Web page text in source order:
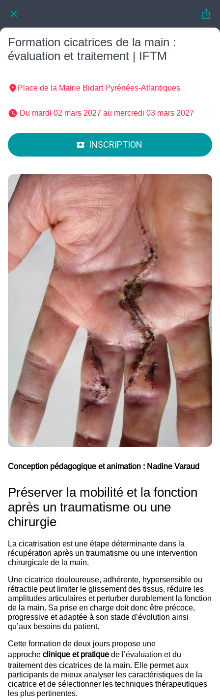
Formation cicatrices de la main :
évaluation et traitement | IFTM
Place de la Mairie Bidart Pyrénées-Atlantiques
Du mardi 02 mars 2027 au mercredi 03 mars 2027
INSCRIPTION
Conception pédagogique et animation : Nadine Varaud
Préserver la mobilité et la fonction
après un traumatisme ou une
chirurgie
La cicatrisation est une étape déterminante dans la
récupération après un traumatisme ou une intervention
chirurgicale de la main.
Une cicatrice douloureuse, adhérente, hypersensible ou
rétractile peut limiter le glissement des tissus, réduire les
amplitudes articulaires et perturber durablement la fonction
de la main. Sa prise en charge doit donc être précoce,
progressive et adaptée à son stade d’évolution ainsi
qu’aux besoins du patient.
Cette formation de deux jours propose une
approche clinique et pratique de l’évaluation et du
traitement des cicatrices de la main. Elle permet aux
participants de mieux analyser les caractéristiques de la
cicatrice et de sélectionner les techniques thérapeutiques
les plus pertinentes.